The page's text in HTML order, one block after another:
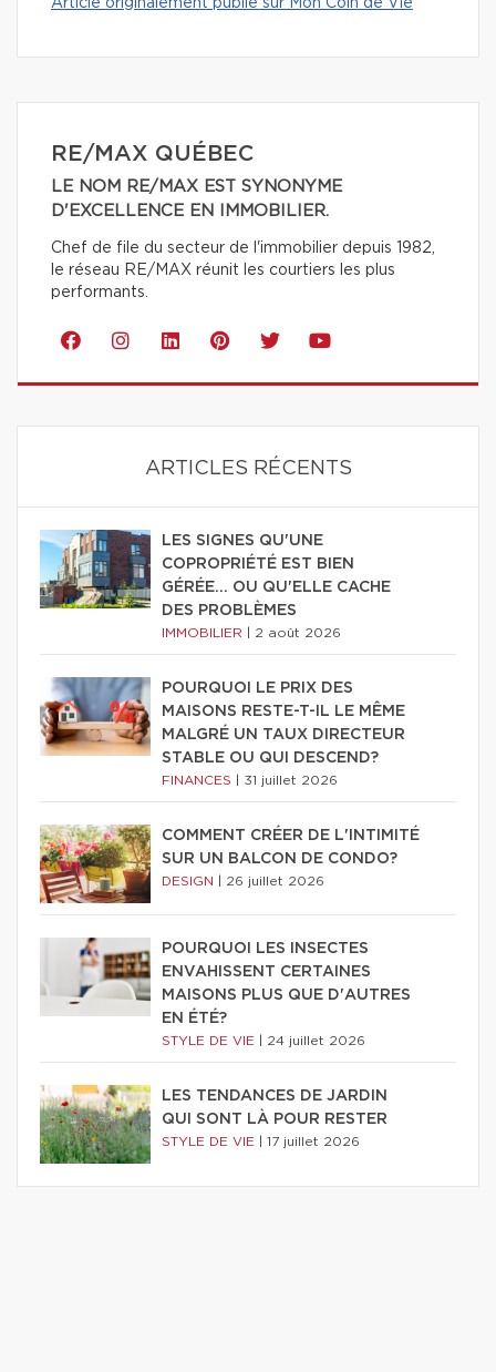
Article originalement publié sur Mon Coin de Vie
RE/MAX QUÉBEC
LE NOM RE/MAX EST SYNONYME
D'EXCELLENCE EN IMMOBILIER.
Chef de file du secteur de l'immobilier depuis 1982,
le réseau RE/MAX réunit les courtiers les plus
performants.
ARTICLES RÉCENTS
LES SIGNES QU'UNE
COPROPRIÉTÉ EST BIEN
GÉRÉE… OU QU'ELLE CACHE
DES PROBLÈMES
IMMOBILIER 2 août 2026
POURQUOI LE PRIX DES
MAISONS RESTE-T-IL LE MÊME
MALGRÉ UN TAUX DIRECTEUR
STABLE OU QUI DESCEND?
FINANCES 31 juillet 2026
COMMENT CRÉER DE L'INTIMITÉ
SUR UN BALCON DE CONDO?
DESIGN 26 juillet 2026
POURQUOI LES INSECTES
ENVAHISSENT CERTAINES
MAISONS PLUS QUE D'AUTRES
EN ÉTÉ?
STYLE DE VIE 24 juillet 2026
LES TENDANCES DE JARDIN
QUI SONT LÀ POUR RESTER
STYLE DE VIE 17 juillet 2026